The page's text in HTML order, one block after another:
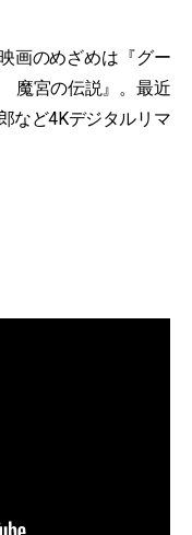
画のめざめは『グー
魔宮の伝説』。最近
など4Kデジタルリマ